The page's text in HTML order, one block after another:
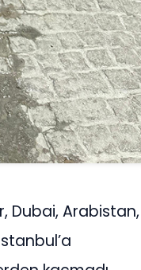
Dubai, Arabistan,